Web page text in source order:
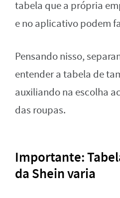
tabela que a própria
e no aplicativo podem
Pensando nisso,
entender a tabela de
auxiliando na escolha
das roupas.
Importante:
da Shein varia